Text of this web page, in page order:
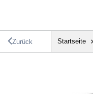
Zurück Startseite